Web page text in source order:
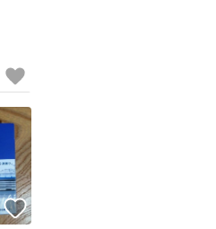
実績について
ユーザーにバッジを付与しています
準をクリアした安心・安全なユーザーです
をコピーします
ますいいね！